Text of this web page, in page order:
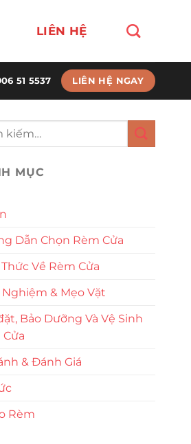
LIÊN HỆ
51 5537 LIÊN HỆ NGAY
MỤC
Dẫn Chọn Rèm Cửa
Về Rèm Cửa
& Mẹo Vặt
Bảo Dưỡng Và Vệ Sinh
Cửa
& Đánh Giá
Rèm